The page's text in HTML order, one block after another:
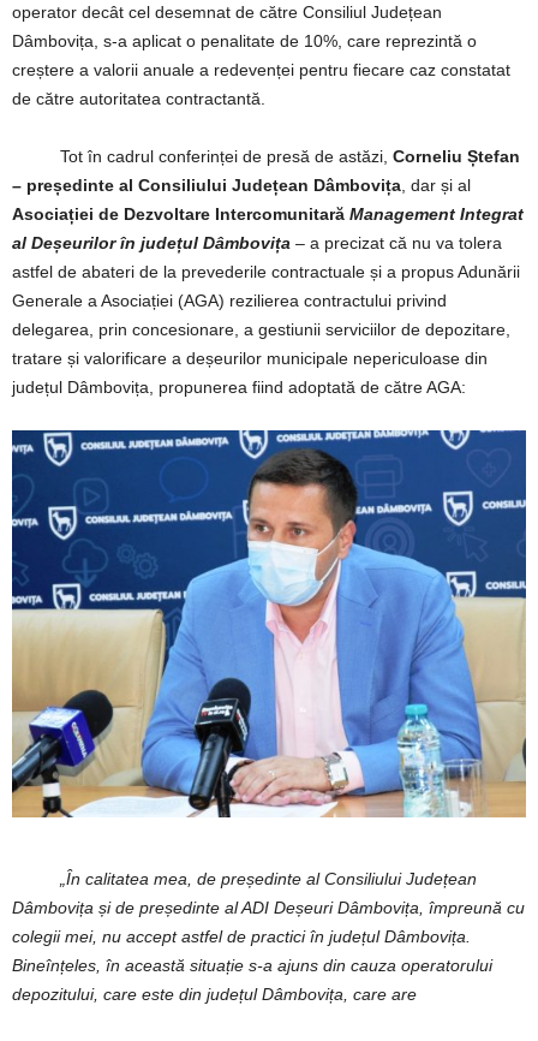
operator decât cel desemnat de către Consiliul Județean
Dâmbovița, s-a aplicat o penalitate de 10%, care reprezintă o
creștere a valorii anuale a redevenței pentru fiecare caz constatat
de către autoritatea contractantă.
Tot în cadrul conferinței de presă de astăzi, Corneliu Ștefan
– președinte al Consiliului Județean Dâmbovița , dar și al
Asociației de Dezvoltare Intercomunitară Management Integrat
al Deșeurilor în județul Dâmbovița – a precizat că nu va tolera
astfel de abateri de la prevederile contractuale și a propus Adunării
Generale a Asociației (AGA) rezilierea contractului privind
delegarea, prin concesionare, a gestiunii serviciilor de depozitare,
tratare și valorificare a deșeurilor municipale nepericuloase din
județul Dâmbovița, propunerea fiind adoptată de către AGA:
„În calitatea mea, de președinte al Consiliului Județean
Dâmbovița și de președinte al ADI Deșeuri Dâmbovița, împreună cu
colegii mei, nu accept astfel de practici în județul Dâmbovița.
Bineînțeles, în această situație s-a ajuns din cauza operatorului
depozitului, care este din județul Dâmbovița, care are